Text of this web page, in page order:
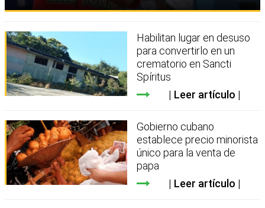
Habilitan lugar en desuso
para convertirlo en un
crematorio en Sancti
Spíritus
Leer artículo
Gobierno cubano
establece precio minorista
único para la venta de
papa
Leer artículo